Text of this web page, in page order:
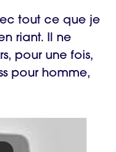
tout ce que je
riant. Il ne
pour une fois,
pour homme,